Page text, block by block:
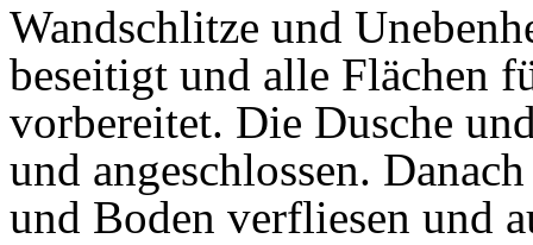
Wandschlitze und
beseitigt und alle Flächen
vorbereitet. Die Dusche
und angeschlossen.
und Boden verfliesen und